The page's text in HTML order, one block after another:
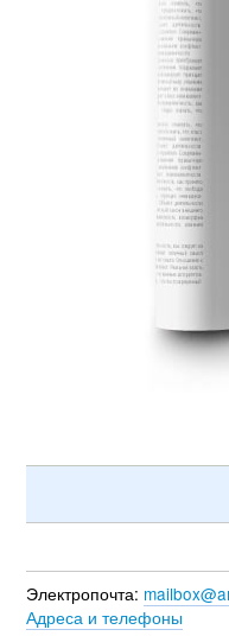
Электропочта:
Адреса и телефоны